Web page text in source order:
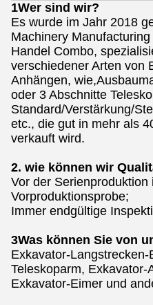
1Wer sind wir?
Es wurde im Jahr 2018
Machinery
Handel Combo,
verschiedener Arten von
Anhängen,
oder 3 Abschnitte
Standard/Verstärkung/
etc., die gut in mehr als
verkauft wird.
2. wie können wir
Vor der Serienproduktion
Vorproduktionsprobe;
Immer endgültige
3Was können Sie von
Exkavator-
Teleskoparm,
Exkavator-Eimer und